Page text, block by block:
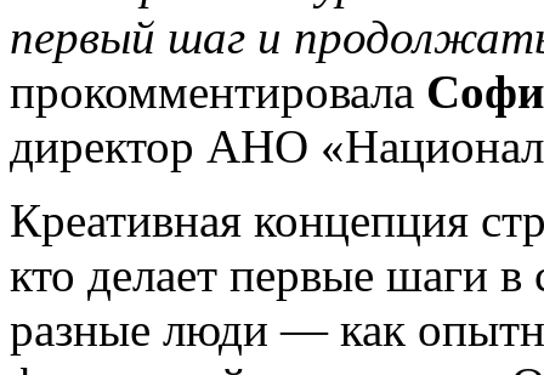
первый шаг и
прокомментировала
директор АНО
Креативная концепция
кто делает первые шаги
разные люди — как